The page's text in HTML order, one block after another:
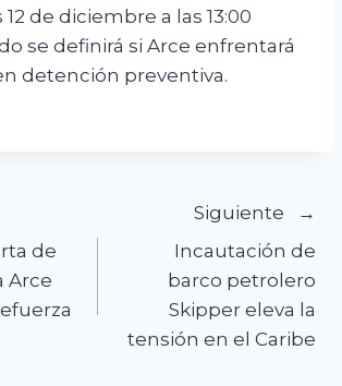
de diciembre a las 13:00
se definirá si Arce enfrentará
detención preventiva.
de
Arce
Siguiente
Incautación de
barco petrolero
Skipper eleva la
tensión en el Caribe